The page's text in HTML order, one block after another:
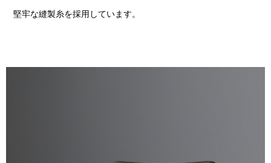
堅牢な縫製糸を採用しています。